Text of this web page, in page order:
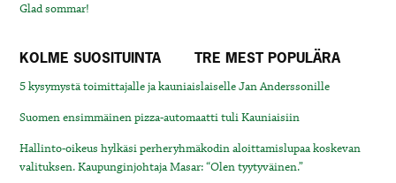
Glad sommar!
KOLME SUOSITUINTA TRE MEST POPULÄRA
5 kysymystä toimittajalle ja kauniaislaiselle Jan Anderssonille
Suomen ensimmäinen pizza-automaatti tuli Kauniaisiin
Hallinto-oikeus hylkäsi perheryhmäkodin aloittamislupaa koskevan
valituksen. Kaupunginjohtaja Masar: “Olen tyytyväinen.”